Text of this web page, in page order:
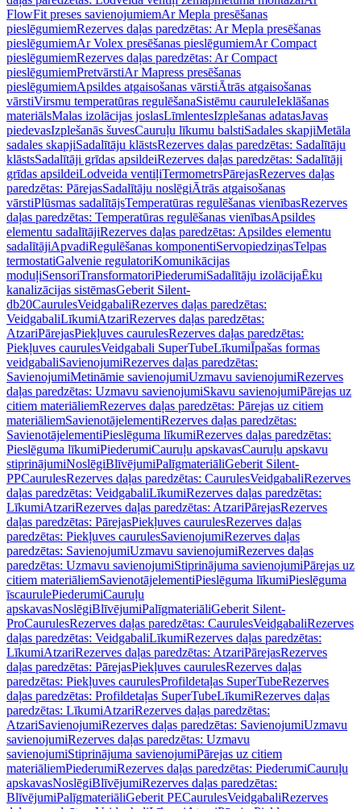
FlowFit preses savienojumiemAr Mepla presēšanas
pieslēgumiemRezerves daļas paredzētas: Ar Mepla presēšanas
pieslēgumiemAr Volex presēšanas pieslēgumiemAr Compact
pieslēgumiemRezerves daļas paredzētas: Ar Compact
pieslēgumiemPretvārstiAr Mapress presēšanas
pieslēgumiemApsildes atgaisošanas vārstiĀtrās atgaisošanas
vārstiVirsmu temperatūras regulēšanaSistēmu cauruleIeklāšanas
materiālsMalas izolācijas joslasLīmlentesIzplešanas adatasJavas
piedevasIzplešanās šuvesCauruļu līkumu balstiSadales skapjiMetāla
sadales skapjiSadalītāju klāstsRezerves daļas paredzētas: Sadalītāju
klāstsSadalītāji grīdas apsildeiRezerves daļas paredzētas: Sadalītāji
grīdas apsildeiLodveida ventiļiTermometrsPārejasRezerves daļas
paredzētas: PārejasSadalītāju noslēgiĀtrās atgaisošanas
vārstiPlūsmas sadalītājsTemperatūras regulēšanas vienībasRezerves
daļas paredzētas: Temperatūras regulēšanas vienībasApsildes
elementu sadalītājiRezerves daļas paredzētas: Apsildes elementu
sadalītājiApvadiRegulēšanas komponentiServopiedziņasTelpas
termostatiGalvenie regulatoriKomunikācijas
moduļiSensoriTransformatoriPiederumiSadalītāju izolācijaĒku
kanalizācijas sistēmasGeberit Silent-
db20CaurulesVeidgabaliRezerves daļas paredzētas:
VeidgabaliLīkumiAtzariRezerves daļas paredzētas:
AtzariPārejasPiekļuves caurulesRezerves daļas paredzētas:
Piekļuves caurulesVeidgabali SuperTubeLīkumiĪpašas formas
veidgabaliSavienojumiRezerves daļas paredzētas:
SavienojumiMetināmie savienojumiUzmavu savienojumiRezerves
daļas paredzētas: Uzmavu savienojumiSkavu savienojumiPārejas uz
citiem materiāliemRezerves daļas paredzētas: Pārejas uz citiem
materiāliemSavienotājelementiRezerves daļas paredzētas:
SavienotājelementiPieslēguma līkumiRezerves daļas paredzētas:
Pieslēguma līkumiPiederumiCauruļu apskavasCauruļu apskavu
stiprinājumiNoslēgiBlīvējumiPalīgmateriāliGeberit Silent-
PPCaurulesRezerves daļas paredzētas: CaurulesVeidgabaliRezerves
daļas paredzētas: VeidgabaliLīkumiRezerves daļas paredzētas:
LīkumiAtzariRezerves daļas paredzētas: AtzariPārejasRezerves
daļas paredzētas: PārejasPiekļuves caurulesRezerves daļas
paredzētas: Piekļuves caurulesSavienojumiRezerves daļas
paredzētas: SavienojumiUzmavu savienojumiRezerves daļas
paredzētas: Uzmavu savienojumiStiprinājuma savienojumiPārejas uz
citiem materiāliemSavienotājelementiPieslēguma līkumiPieslēguma
īscaurulePiederumiCauruļu
apskavasNoslēgiBlīvējumiPalīgmateriāliGeberit Silent-
ProCaurulesRezerves daļas paredzētas: CaurulesVeidgabaliRezerves
daļas paredzētas: VeidgabaliLīkumiRezerves daļas paredzētas:
LīkumiAtzariRezerves daļas paredzētas: AtzariPārejasRezerves
daļas paredzētas: PārejasPiekļuves caurulesRezerves daļas
paredzētas: Piekļuves caurulesProfildetaļas SuperTubeRezerves
daļas paredzētas: Profildetaļas SuperTubeLīkumiRezerves daļas
paredzētas: LīkumiAtzariRezerves daļas paredzētas:
AtzariSavienojumiRezerves daļas paredzētas: SavienojumiUzmavu
savienojumiRezerves daļas paredzētas: Uzmavu
savienojumiStiprinājuma savienojumiPārejas uz citiem
materiāliemPiederumiRezerves daļas paredzētas: PiederumiCauruļu
apskavasNoslēgiBlīvējumiRezerves daļas paredzētas:
BlīvējumiPalīgmateriāliGeberit PECaurulesVeidgabaliRezerves